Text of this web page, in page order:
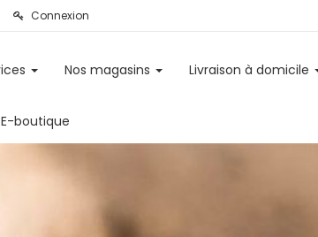
Connexion
Nos magasins Livraison à domicile
E-boutique